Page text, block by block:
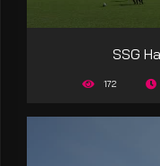
SSG
172